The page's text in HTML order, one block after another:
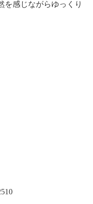
を感じながらゆっくり